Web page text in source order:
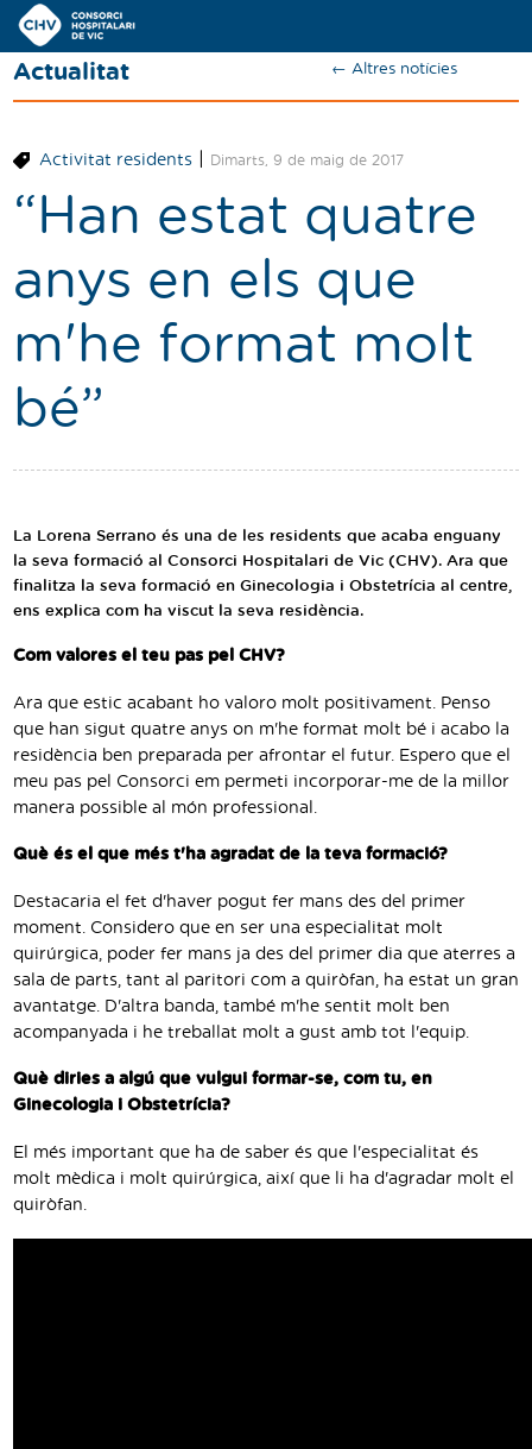
Navegació
principal
Actualitat
Oferta de places
Ser resident
Contacte
Cercador
Traductor
Actualitat ← Altres notícies
Activitat residents| Dimarts, 9 de maig de 2017
“Han estat quatre
anys en els que
m'he format molt
bé”
La Lorena Serrano és una de les residents que acaba enguany
la seva formació al Consorci Hospitalari de Vic (CHV). Ara que
finalitza la seva formació en Ginecologia i Obstetrícia al centre,
ens explica com ha viscut la seva residència.
Com valores el teu pas pel CHV?
Ara que estic acabant ho valoro molt positivament. Penso
que han sigut quatre anys on m'he format molt bé i acabo la
residència ben preparada per afrontar el futur. Espero que el
meu pas pel Consorci em permeti incorporar-me de la millor
manera possible al món professional.
Què és el que més t'ha agradat de la teva formació?
Destacaria el fet d'haver pogut fer mans des del primer
moment. Considero que en ser una especialitat molt
quirúrgica, poder fer mans ja des del primer dia que aterres a
sala de parts, tant al paritori com a quiròfan, ha estat un gran
avantatge. D'altra banda, també m'he sentit molt ben
acompanyada i he treballat molt a gust amb tot l'equip.
Què diries a algú que vulgui formar-se, com tu, en
Ginecologia i Obstetrícia?
El més important que ha de saber és que l'especialitat és
molt mèdica i molt quirúrgica, així que li ha d'agradar molt el
quiròfan.